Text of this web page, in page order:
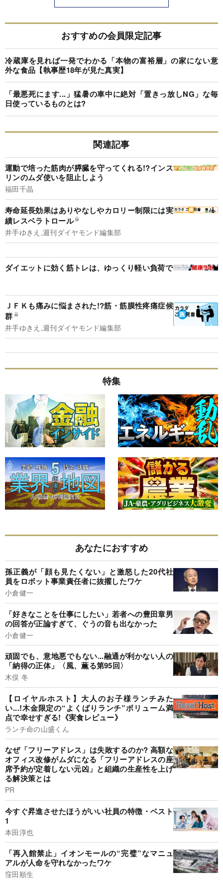
おすすめの会員限定記事
冷蔵庫を見れば一発でわかる「本物の富裕層」の家にない意
外な食品【執事歴18年が見た真実】
「最悪死にます...」猛暑の車中に絶対「置きっ放しNG」な毎
日使っているものとは?
関連記事
運動で培った筋肉が膵臓を守ってくれる!?インス
リンのムダ使いを阻止しよう
福田千晶
寿命延長効果はありやなしやカロリー制限には実
績レスベラトロール
井手ゆきえ,週刊ダイヤモンド編集部
ダイエットに効く筋トレは、ゆっくり軽い負荷で
ＪＦＫも痛みに悩まされた!?筋・筋膜性疼痛症候
群
井手ゆきえ,週刊ダイヤモンド編集部
特集
あなたにおすすめ
孫正義が「顔も見たくない」と激怒した20代社
員をロボット事業責任者に抜擢したワケ
小倉健一
「好きなことを仕事にしたい」若者への豊田章男
の回答が正論すぎて、ぐうの音も出なかった
小倉健一
頑固でも、意地悪でもない...融通が利かない人の
「納得の正体」〈風、薫る第95回〉
木俣 冬
【ロイヤルホスト】大人のお子様ランチみた
い...!木金限定の“よくばりランチ”ボリューム満
点で幸せすぎる!《実食レビュー》
ランチ命の山盛くん
なぜ「フリーアドレス」は失敗するのか? 高額な
オフィス改修がムダになる「フリーアドレスの座
席予約が定着しない元凶」と組織の生産性を上げ
る解決策とは
PR
今すぐ昇進させたほうがいい社員の特徴・ベスト
1
本田淳也
「再入館禁止」イオンモールの“完璧”なマニュ
アルが人命を守れなかったワケ
窪田順生